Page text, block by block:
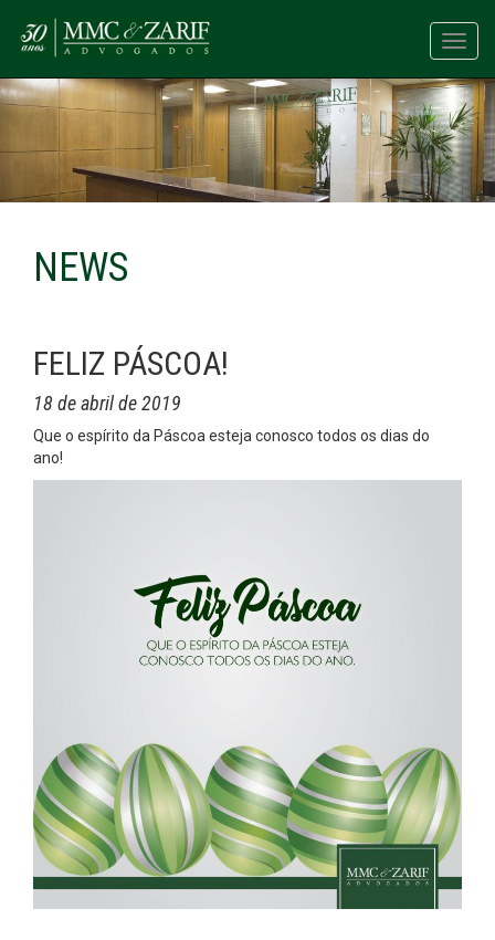
NEWS
FELIZ PÁSCOA!
18 de abril de 2019
Que o espírito da Páscoa esteja conosco todos os dias do
ano!